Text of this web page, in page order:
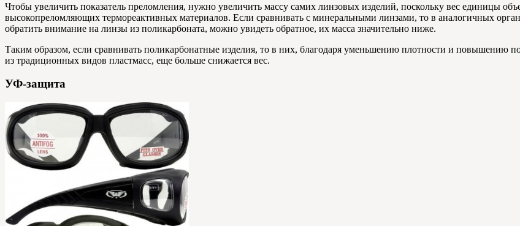
Чтобы увеличить показатель преломления, нужно увеличить массу самих линзовых изделий, поскольку вес единицы
высокопреломляющих термореактивных материалов. Если сравнивать с минеральными линзами, то в аналогичных
обратить внимание на линзы из поликарбоната, можно увидеть обратное, их масса значительно ниже.
Таким образом, если сравнивать поликарбонатные изделия, то в них, благодаря уменьшению плотности и повышению
из традиционных видов пластмасс, еще больше снижается вес.
УФ-защита